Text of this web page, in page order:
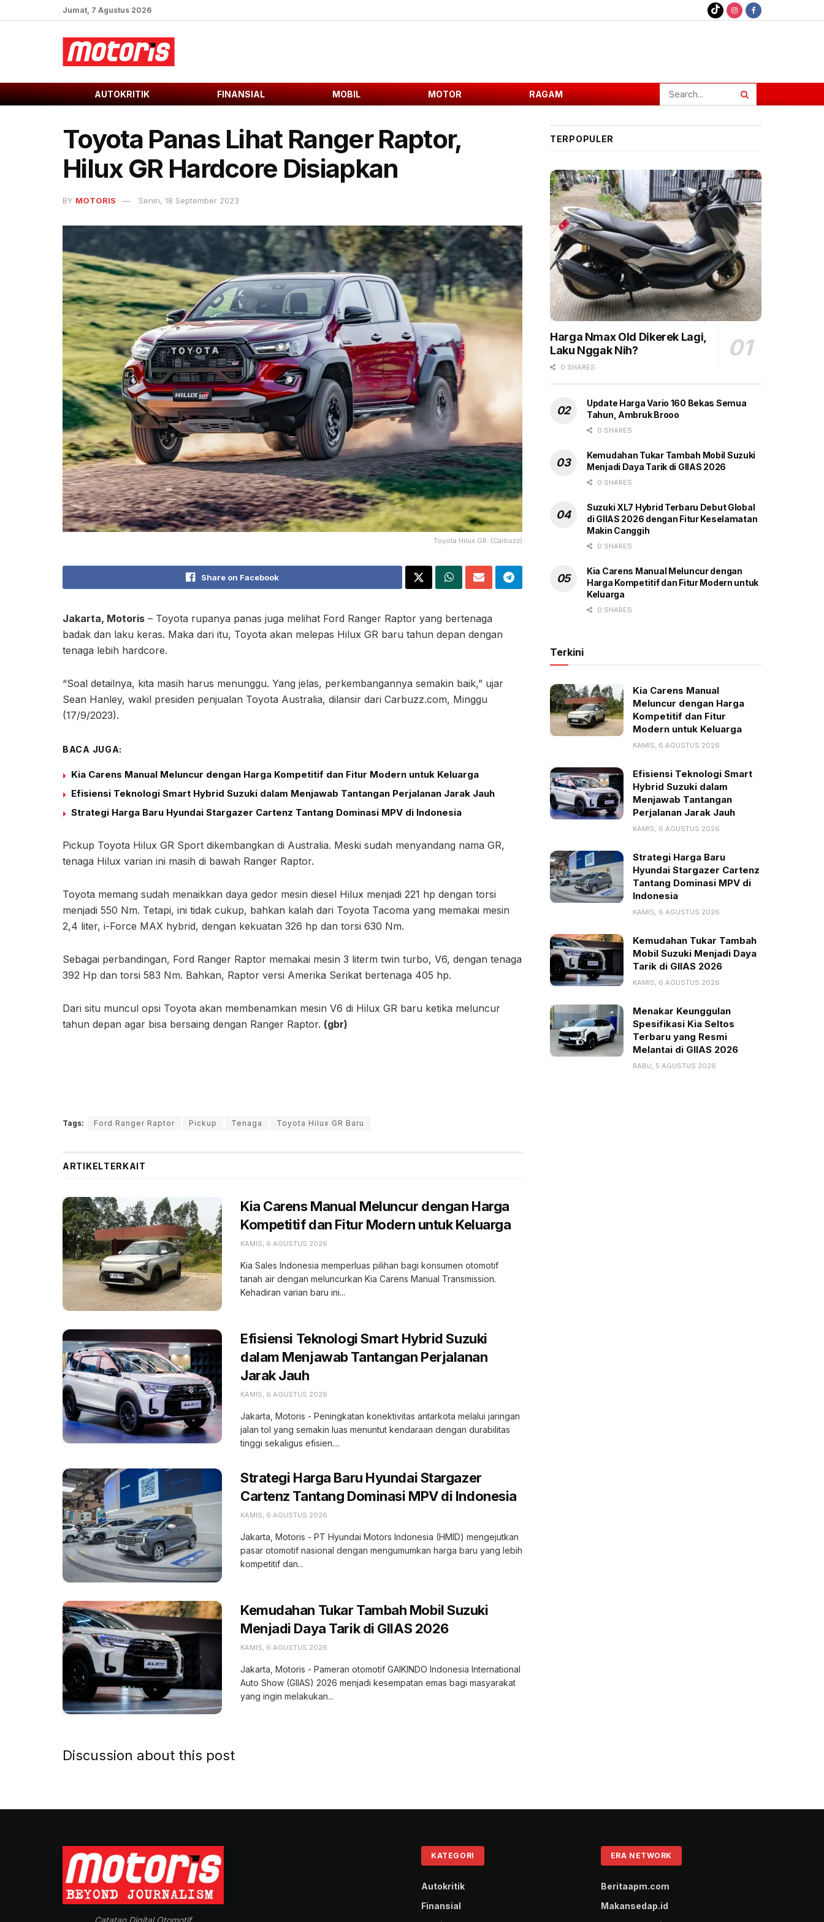
Jumat, 7 Agustus 2026
AUTOKRITIK FINANSIAL MOBIL MOTOR RAGAM
Toyota Panas Lihat Ranger Raptor,
Hilux GR Hardcore Disiapkan
BY MOTORIS Senin, 18 September 2023
Toyota Hilux GR. (Carbuzz)
Share on Facebook
Jakarta, Motoris – Toyota rupanya panas juga melihat Ford Ranger Raptor yang bertenaga
badak dan laku keras. Maka dari itu, Toyota akan melepas Hilux GR baru tahun depan dengan
tenaga lebih hardcore.
“Soal detailnya, kita masih harus menunggu. Yang jelas, perkembangannya semakin baik,” ujar
Sean Hanley, wakil presiden penjualan Toyota Australia, dilansir dari Carbuzz.com, Minggu
(17/9/2023).
BACA JUGA:
Kia Carens Manual Meluncur dengan Harga Kompetitif dan Fitur Modern untuk Keluarga
Efisiensi Teknologi Smart Hybrid Suzuki dalam Menjawab Tantangan Perjalanan Jarak Jauh
Strategi Harga Baru Hyundai Stargazer Cartenz Tantang Dominasi MPV di Indonesia
Pickup Toyota Hilux GR Sport dikembangkan di Australia. Meski sudah menyandang nama GR,
tenaga Hilux varian ini masih di bawah Ranger Raptor.
Toyota memang sudah menaikkan daya gedor mesin diesel Hilux menjadi 221 hp dengan torsi
menjadi 550 Nm. Tetapi, ini tidak cukup, bahkan kalah dari Toyota Tacoma yang memakai mesin
2,4 liter, i-Force MAX hybrid, dengan kekuatan 326 hp dan torsi 630 Nm.
Sebagai perbandingan, Ford Ranger Raptor memakai mesin 3 literm twin turbo, V6, dengan tenaga
392 Hp dan torsi 583 Nm. Bahkan, Raptor versi Amerika Serikat bertenaga 405 hp.
Dari situ muncul opsi Toyota akan membenamkan mesin V6 di Hilux GR baru ketika meluncur
tahun depan agar bisa bersaing dengan Ranger Raptor. (gbr)
Tags: Ford Ranger Raptor Pickup Tenaga Toyota Hilux GR Baru
ARTIKELTERKAIT
Kia Carens Manual Meluncur dengan Harga
Kompetitif dan Fitur Modern untuk Keluarga
KAMIS, 6 AGUSTUS 2026
Kia Sales Indonesia memperluas pilihan bagi konsumen otomotif
tanah air dengan meluncurkan Kia Carens Manual Transmission.
Kehadiran varian baru ini...
Efisiensi Teknologi Smart Hybrid Suzuki
dalam Menjawab Tantangan Perjalanan
Jarak Jauh
KAMIS, 6 AGUSTUS 2026
Jakarta, Motoris - Peningkatan konektivitas antarkota melalui jaringan
jalan tol yang semakin luas menuntut kendaraan dengan durabilitas
tinggi sekaligus efisien....
Strategi Harga Baru Hyundai Stargazer
Cartenz Tantang Dominasi MPV di Indonesia
KAMIS, 6 AGUSTUS 2026
Jakarta, Motoris - PT Hyundai Motors Indonesia (HMID) mengejutkan
pasar otomotif nasional dengan mengumumkan harga baru yang lebih
kompetitif dan...
Kemudahan Tukar Tambah Mobil Suzuki
Menjadi Daya Tarik di GIIAS 2026
KAMIS, 6 AGUSTUS 2026
Jakarta, Motoris - Pameran otomotif GAIKINDO Indonesia International
Auto Show (GIIAS) 2026 menjadi kesempatan emas bagi masyarakat
yang ingin melakukan...
Discussion about this post
TERPOPULER
Harga Nmax Old Dikerek Lagi,
Laku Nggak Nih?
0 SHARES
Update Harga Vario 160 Bekas Semua
Tahun, Ambruk Brooo
0 SHARES
Kemudahan Tukar Tambah Mobil Suzuki
Menjadi Daya Tarik di GIIAS 2026
0 SHARES
Suzuki XL7 Hybrid Terbaru Debut Global
di GIIAS 2026 dengan Fitur Keselamatan
Makin Canggih
0 SHARES
Kia Carens Manual Meluncur dengan
Harga Kompetitif dan Fitur Modern untuk
Keluarga
0 SHARES
Terkini
Kia Carens Manual
Meluncur dengan Harga
Kompetitif dan Fitur
Modern untuk Keluarga
KAMIS, 6 AGUSTUS 2026
Efisiensi Teknologi Smart
Hybrid Suzuki dalam
Menjawab Tantangan
Perjalanan Jarak Jauh
KAMIS, 6 AGUSTUS 2026
Strategi Harga Baru
Hyundai Stargazer Cartenz
Tantang Dominasi MPV di
Indonesia
KAMIS, 6 AGUSTUS 2026
Kemudahan Tukar Tambah
Mobil Suzuki Menjadi Daya
Tarik di GIIAS 2026
KAMIS, 6 AGUSTUS 2026
Menakar Keunggulan
Spesifikasi Kia Seltos
Terbaru yang Resmi
Melantai di GIIAS 2026
RABU, 5 AGUSTUS 2026
Catatan Digital Otomotif
KATEGORI
Autokritik
Finansial
ERA NETWORK
Beritaapm.com
Makansedap.id